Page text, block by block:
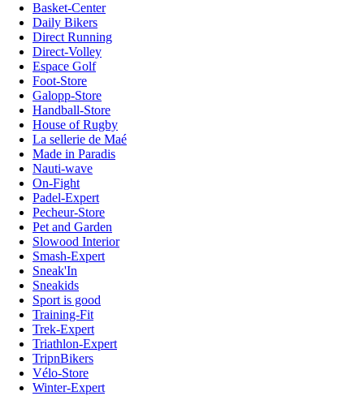
Basket-Center
Daily Bikers
Direct Running
Direct-Volley
Espace Golf
Foot-Store
Galopp-Store
Handball-Store
House of Rugby
La sellerie de Maé
Made in Paradis
Nauti-wave
On-Fight
Padel-Expert
Pecheur-Store
Pet and Garden
Slowood Interior
Smash-Expert
Sneak'In
Sneakids
Sport is good
Training-Fit
Trek-Expert
Triathlon-Expert
TripnBikers
Vélo-Store
Winter-Expert